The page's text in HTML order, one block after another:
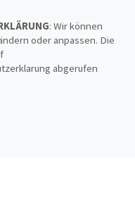
: Wir können
oder anpassen. Die
abgerufen